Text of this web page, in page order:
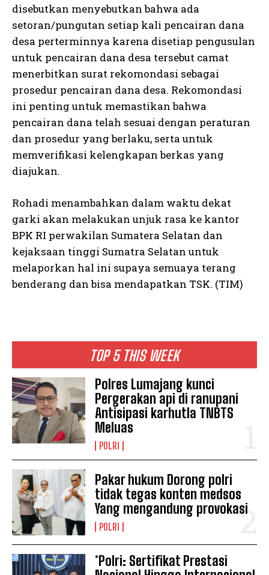
TOP 5 THIS WEEK
Polres Lumajang kunci
Pergerakan api di ranupani
Antisipasi karhutla TNBTS
Meluas
POLRI
Pakar hukum Dorong polri
tidak tegas konten medsos
Yang mengandung provokasi
POLRI
*Polri: Sertifikat Prestasi
disebutkan menyebutkan bahwa ada
setoran/pungutan setiap kali pencairan dana
desa perterminnya karena disetiap pengusulan
untuk pencairan dana desa tersebut camat
menerbitkan surat rekomondasi sebagai
prosedur pencairan dana desa. Rekomondasi
ini penting untuk memastikan bahwa
pencairan dana telah sesuai dengan peraturan
dan prosedur yang berlaku, serta untuk
memverifikasi kelengkapan berkas yang
diajukan.
Rohadi menambahkan dalam waktu dekat
garki akan melakukan unjuk rasa ke kantor
BPK RI perwakilan Sumatera Selatan dan
kejaksaan tinggi Sumatra Selatan untuk
melaporkan hal ini supaya semuaya terang
benderang dan bisa mendapatkan TSK. (TIM)